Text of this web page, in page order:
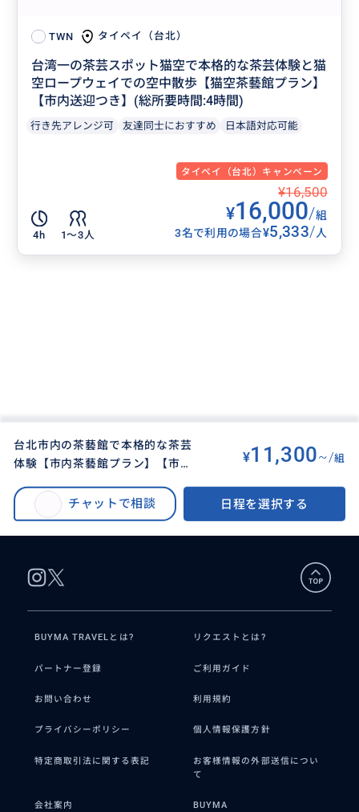
TWN タイペイ（台北）
台湾一の茶芸スポット猫空で本格的な茶芸体験と猫
空ロープウェイでの空中散歩【猫空茶藝館プラン】
【市内送迎つき】(総所要時間:4時間)
行き先アレンジ可 友達同士におすすめ 日本語対応可能
タイペイ（台北）キャンペーン
4h 1〜3人
¥16,500
¥16,000/組
3名で利用の場合¥5,333/人
台北市内の茶藝館で本格的な茶芸
体験【市内茶藝館プラン】【市内
¥11,300~/組
チャットで相談 日程を選択する
台北市内の茶藝館で本格的な茶芸体験【市内茶藝館プラン】【市内送迎つ
き】(総所要時間:3時間)
BUYMA TRAVELとは? リクエストとは?
パートナー登録 ご利用ガイド
お問い合わせ 利用規約
プライバシーポリシー 個人情報保護方針
特定商取引法に関する表記
お客様情報の外部送信につい
て
会社案内 BUYMA